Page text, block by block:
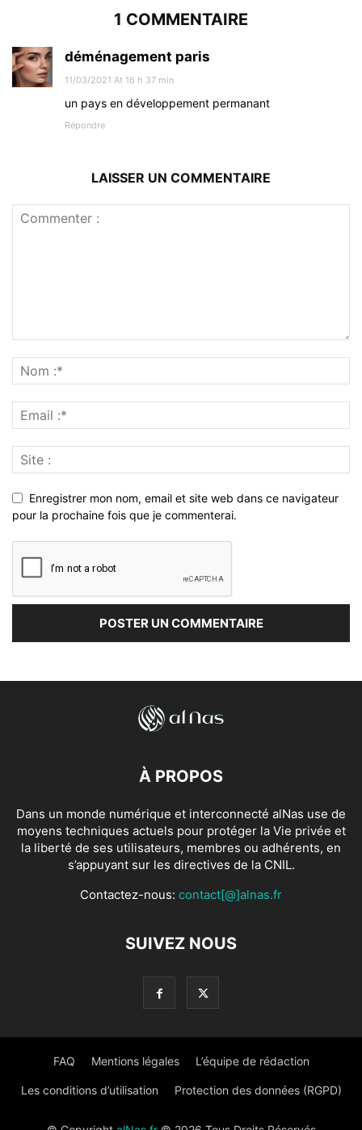
1 COMMENTAIRE
déménagement paris
11/03/2021 At 16 h 37 min
un pays en développement permanant
Répondre
LAISSER UN COMMENTAIRE
Enregistrer mon nom, email et site web dans ce navigateur
pour la prochaine fois que je commenterai.
À PROPOS
Dans un monde numérique et interconnecté alNas use de
moyens techniques actuels pour protéger la Vie privée et
la liberté de ses utilisateurs, membres ou adhérents, en
s’appuyant sur les directives de la CNIL.
Contactez-nous: contact[@]alnas.fr
SUIVEZ NOUS
FAQ Mentions légales L’équipe de rédaction
Les conditions d’utilisation Protection des données (RGPD)